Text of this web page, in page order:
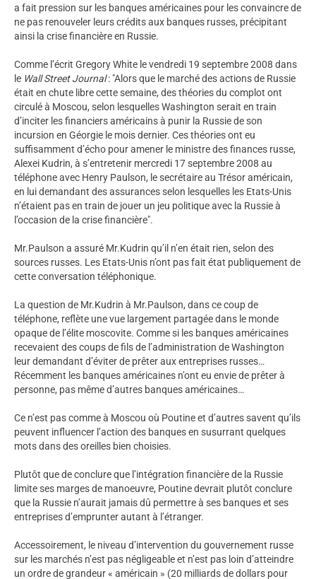
a fait pression sur les banques américaines pour les convaincre de
ne pas renouveler leurs crédits aux banques russes, précipitant
ainsi la crise financière en Russie.
Comme l’écrit Gregory White le vendredi 19 septembre 2008 dans
le Wall Street Journal: "Alors que le marché des actions de Russie
était en chute libre cette semaine, des théories du complot ont
circulé à Moscou, selon lesquelles Washington serait en train
d’inciter les financiers américains à punir la Russie de son
incursion en Géorgie le mois dernier. Ces théories ont eu
suffisamment d’écho pour amener le ministre des finances russe,
Alexei Kudrin, à s’entretenir mercredi 17 septembre 2008 au
téléphone avec Henry Paulson, le secrétaire au Trésor américain,
en lui demandant des assurances selon lesquelles les Etats-Unis
n’étaient pas en train de jouer un jeu politique avec la Russie à
l’occasion de la crise financière".
Mr.Paulson a assuré Mr.Kudrin qu’il n’en était rien, selon des
sources russes. Les Etats-Unis n’ont pas fait état publiquement de
cette conversation téléphonique.
La question de Mr.Kudrin à Mr.Paulson, dans ce coup de
téléphone, reflète une vue largement partagée dans le monde
opaque de l’élite moscovite. Comme si les banques américaines
recevaient des coups de fils de l’administration de Washington
leur demandant d’éviter de prêter aux entreprises russes…
Récemment les banques américaines n’ont eu envie de prêter à
personne, pas même d’autres banques américaines…
Ce n’est pas comme à Moscou où Poutine et d’autres savent qu’ils
peuvent influencer l’action des banques en susurrant quelques
mots dans des oreilles bien choisies.
Plutôt que de conclure que l’intégration financière de la Russie
limite ses marges de manoeuvre, Poutine devrait plutôt conclure
que la Russie n’aurait jamais dû permettre à ses banques et ses
entreprises d’emprunter autant à l’étranger.
Accessoirement, le niveau d’intervention du gouvernement russe
sur les marchés n’est pas négligeable et n’est pas loin d’atteindre
un ordre de grandeur « américain » (20 milliards de dollars pour